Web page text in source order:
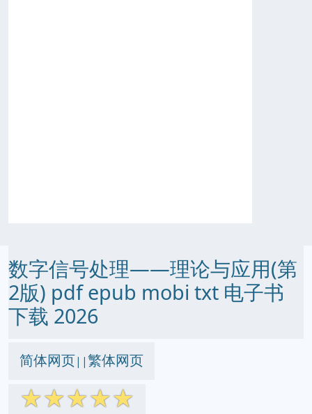
数字信号处理——理论与应用(第
2版) pdf epub mobi txt 电子书
下载 2026
简体网页||繁体网页
☆☆☆☆☆